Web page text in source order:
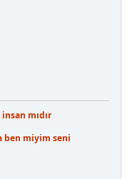
mıdır
ben miyim seni